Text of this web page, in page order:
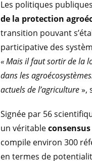
Les politiques
de la protection
transition pouvant
participative des
« Mais il faut sortir de la
dans les
actuels de l’agriculture»,
Signée par 56
un véritable
compile environ 300
en termes de